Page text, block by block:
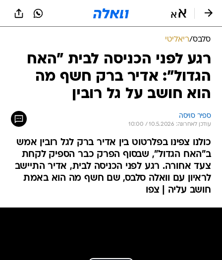
סלבס/ריאליטי
רגע לפני הכניסה לבית "האח
הגדול": אדיר ברק חשף מה
הוא חושב על גל רובין
ספיר סויסה
עודכן לאחרונה: 10.5.2026 / 10:00
כולנו צפינו בפלרטוט בין אדיר ברק לגל רובין אמש
ב"האח הגדול", שבסוף הפרק כבר הספיק לקחת
צעד אחורה. רגע לפני הכניסה לבית, אדיר התיישב
לראיון עם וואלה סלבס, שם חשף מה הוא באמת
חושב עליה | צפו